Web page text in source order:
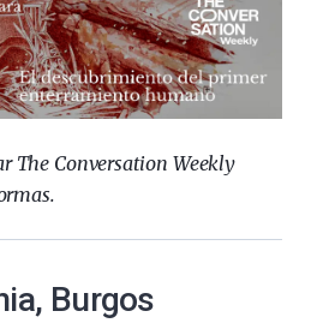
The Conversation Weekly
Burgos